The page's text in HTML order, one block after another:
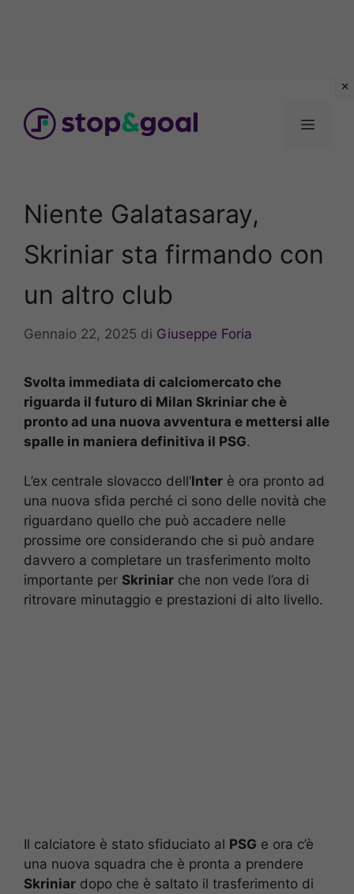
contenuto
Menu
Niente Galatasaray,
Skriniar sta firmando con
un altro club
Gennaio 22, 2025 di Giuseppe Foria
Svolta immediata di calciomercato che
riguarda il futuro di Milan Skriniar che è
pronto ad una nuova avventura e mettersi alle
spalle in maniera definitiva il PSG.
L’ex centrale slovacco dell’Inter è ora pronto ad
una nuova sfida perché ci sono delle novità che
riguardano quello che può accadere nelle
prossime ore considerando che si può andare
davvero a completare un trasferimento molto
importante per Skriniar che non vede l’ora di
ritrovare minutaggio e prestazioni di alto livello.
Il calciatore è stato sfiduciato al PSG e ora c’è
una nuova squadra che è pronta a prendere
Skriniar dopo che è saltato il trasferimento di